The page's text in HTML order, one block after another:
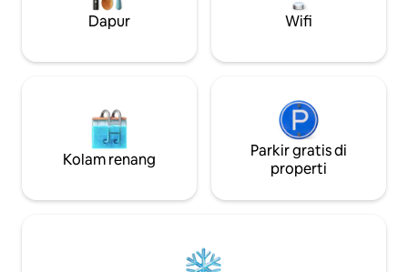
Dapur Wifi
Kolam renang
Parkir gratis di
properti